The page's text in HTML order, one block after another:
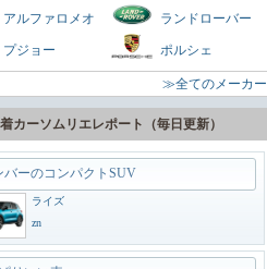
アルファロメオ ランドローバー
プジョー ポルシェ
≫全てのメーカー
カーソムリエレポート（毎日更新）
zn
どいいSUV
ヴェゼル
zn
バーのコンパクトSUV
ライズ
zn